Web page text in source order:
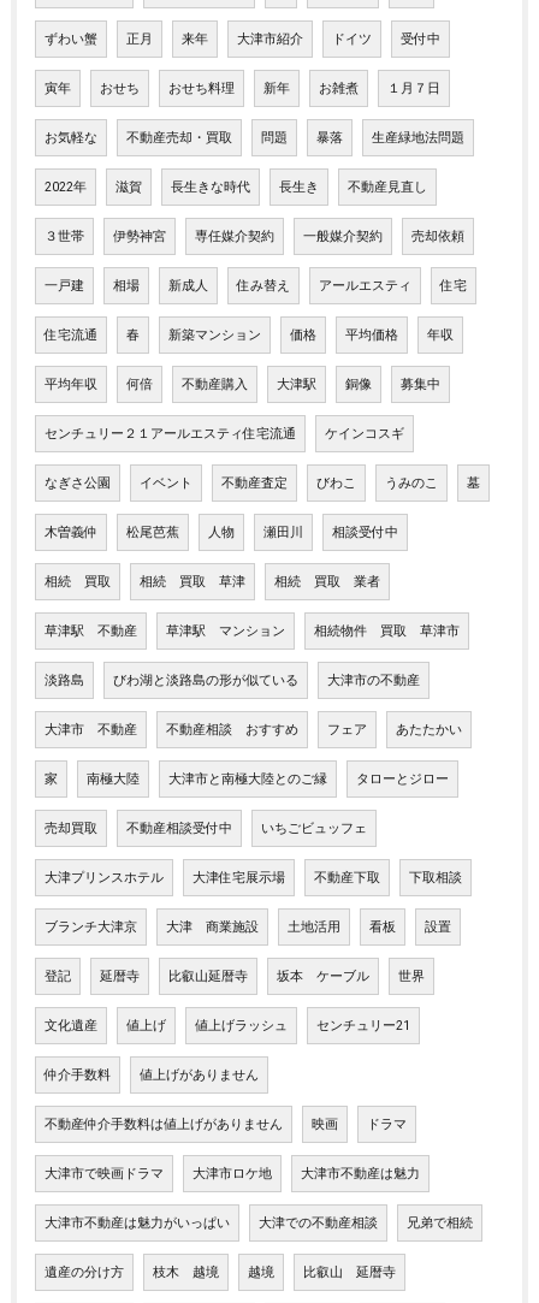
ずわい蟹 正月 来年 大津市紹介 ドイツ 受付中
寅年 おせち おせち料理 新年 お雑煮 １月７日
お気軽な 不動産売却・買取 問題 暴落 生産緑地法問題
2022年 滋賀 長生きな時代 長生き 不動産見直し
３世帯 伊勢神宮 専任媒介契約 一般媒介契約 売却依頼
一戸建 相場 新成人 住み替え アールエスティ 住宅
住宅流通 春 新築マンション 価格 平均価格 年収
平均年収 何倍 不動産購入 大津駅 銅像 募集中
センチュリー２１アールエスティ住宅流通 ケインコスギ
なぎさ公園 イベント 不動産査定 びわこ うみのこ 墓
木曽義仲 松尾芭蕉 人物 瀬田川 相談受付中
相続 買取 相続 買取 草津 相続 買取 業者
草津駅 不動産 草津駅 マンション 相続物件 買取 草津市
淡路島 びわ湖と淡路島の形が似ている 大津市の不動産
大津市 不動産 不動産相談 おすすめ フェア あたたかい
家 南極大陸 大津市と南極大陸とのご縁 タローとジロー
売却買取 不動産相談受付中 いちごビュッフェ
大津プリンスホテル 大津住宅展示場 不動産下取 下取相談
ブランチ大津京 大津 商業施設 土地活用 看板 設置
登記 延暦寺 比叡山延暦寺 坂本 ケーブル 世界
文化遺産 値上げ 値上げラッシュ センチュリー21
仲介手数料 値上げがありません
不動産仲介手数料は値上げがありません 映画 ドラマ
大津市で映画ドラマ 大津市ロケ地 大津市不動産は魅力
大津市不動産は魅力がいっぱい 大津での不動産相談 兄弟で相続
遺産の分け方 枝木 越境 越境 比叡山 延暦寺